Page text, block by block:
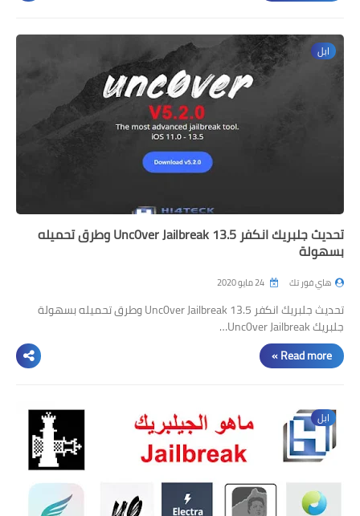
ابل
تحديث جلبريك انكفر Unc0ver Jailbreak 13.5 وطرق تحميله
بسهولة
هاي فور تك
تحديث جلبريك انكفر Unc0ver Jailbreak 13.5 وطرق تحميله بسهولة
جلبريك Unc0ver Jailbreak…
Read more »
ابل